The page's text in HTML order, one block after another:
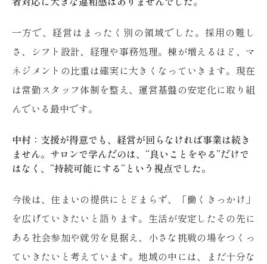
一方で、経営はまったく別の領域でした。採用の難し
さ、シフト設計、経理や事務処理。棟が増えるほど、マ
ネジメントの比重は確実に大きくなっていきます。現在
は常勤スタッフ体制を整え、運営基盤の安定化に取り組
んでいる最中です。
中村：支援が得意でも、経営が回らなければ事業は続き
ません。サロンで学んだのは、“良いことをやる”だけで
はなく、“持続可能にする”という視点でした。
今後は、住まいの提供にとどまらず、「働くきっかけ」
を広げていきたいと語ります。生活が安定したその先に
ある社会参加や就労を見据え、小さな挑戦の場をつくっ
ていきたいと考えています。地域の中には、まだ十分な